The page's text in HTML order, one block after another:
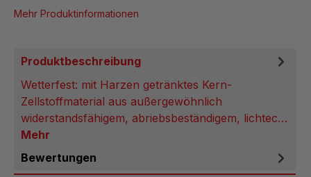
Mehr Produktinformationen
Produktbeschreibung
Wetterfest: mit Harzen getränktes Kern-
Zellstoffmaterial aus außergewöhnlich
widerstandsfähigem, abriebsbeständigem, lichtec…
Mehr
Bewertungen